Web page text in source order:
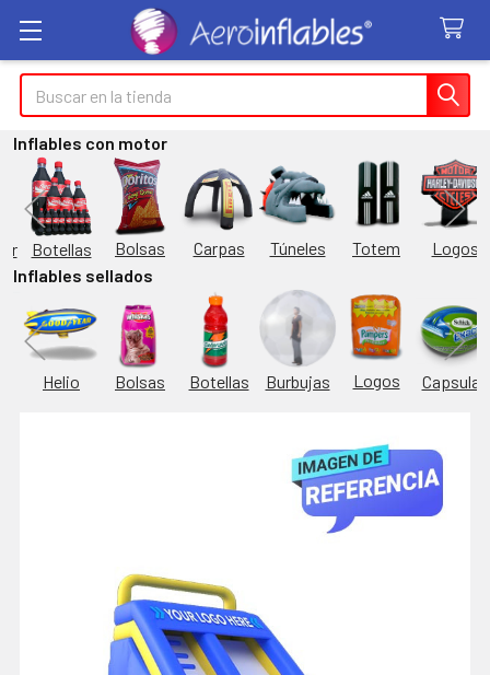
Buscar
Inflables con motor
Botellas Bolsas Carpas Túneles Totem
Logos
Inflables sellados
Helio Bolsas Botellas Burbujas Logos Capsulas